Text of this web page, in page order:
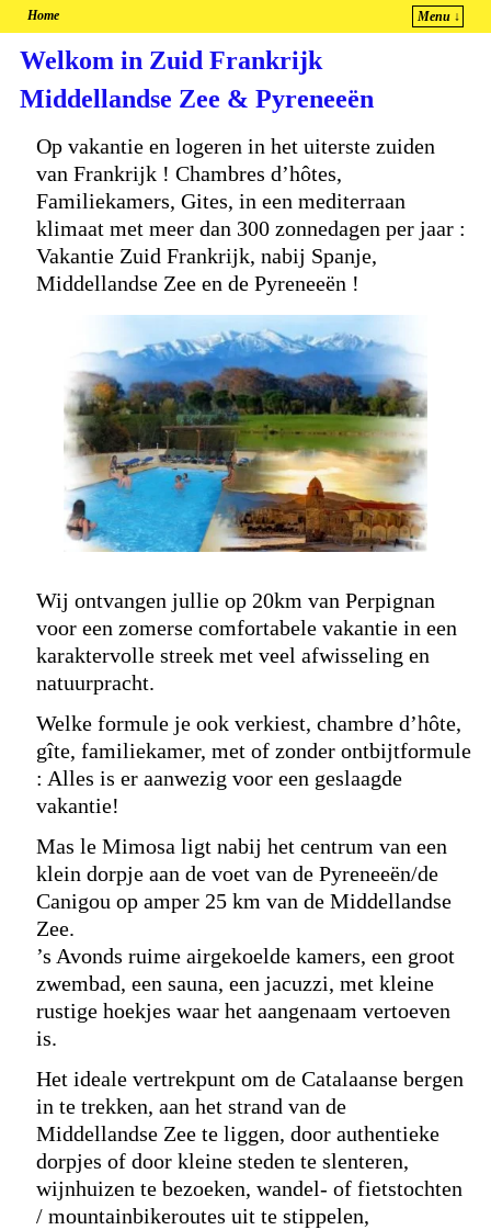
Home
Menu ↓
Welkom in Zuid Frankrijk
Middellandse Zee & Pyreneeën
Op vakantie en logeren in het uiterste zuiden
van Frankrijk ! Chambres d’hôtes,
Familiekamers, Gites, in een mediterraan
klimaat met meer dan 300 zonnedagen per jaar :
Vakantie Zuid Frankrijk, nabij Spanje,
Middellandse Zee en de Pyreneeën !
Wij ontvangen jullie op 20km van Perpignan
voor een zomerse comfortabele vakantie in een
karaktervolle streek met veel afwisseling en
natuurpracht.
Welke formule je ook verkiest, chambre d’hôte,
gîte, familiekamer, met of zonder ontbijtformule
: Alles is er aanwezig voor een geslaagde
vakantie!
Mas le Mimosa ligt nabij het centrum van een
klein dorpje aan de voet van de Pyreneeën/de
Canigou op amper 25 km van de Middellandse
Zee.
’s Avonds ruime airgekoelde kamers, een groot
zwembad, een sauna, een jacuzzi, met kleine
rustige hoekjes waar het aangenaam vertoeven
is.
Het ideale vertrekpunt om de Catalaanse bergen
in te trekken, aan het strand van de
Middellandse Zee te liggen, door authentieke
dorpjes of door kleine steden te slenteren,
wijnhuizen te bezoeken, wandel- of fietstochten
/ mountainbikeroutes uit te stippelen,